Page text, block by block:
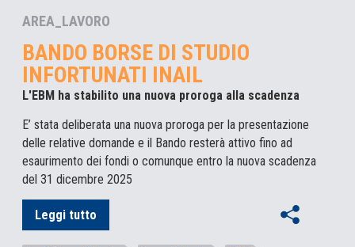
AREA_LAVORO
BANDO BORSE DI STUDIO
INFORTUNATI INAIL
L'EBM ha stabilito una nuova proroga alla scadenza
E’ stata deliberata una nuova proroga per la presentazione
delle relative domande e il Bando resterà attivo fino ad
esaurimento dei fondi o comunque entro la nuova scadenza
del 31 dicembre 2025
Leggi tutto